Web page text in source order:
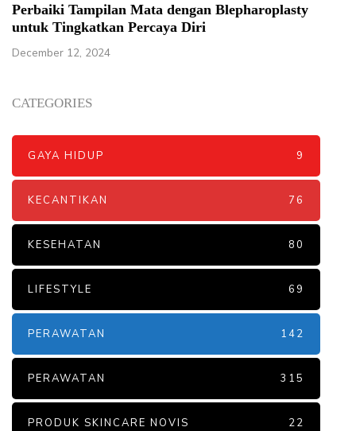
Perbaiki Tampilan Mata dengan Blepharoplasty
untuk Tingkatkan Percaya Diri
December 12, 2024
CATEGORIES
GAYA HIDUP 9
KECANTIKAN 76
KESEHATAN 80
LIFESTYLE 69
PERAWATAN 142
PERAWATAN 315
PRODUK SKINCARE NOVIS 22